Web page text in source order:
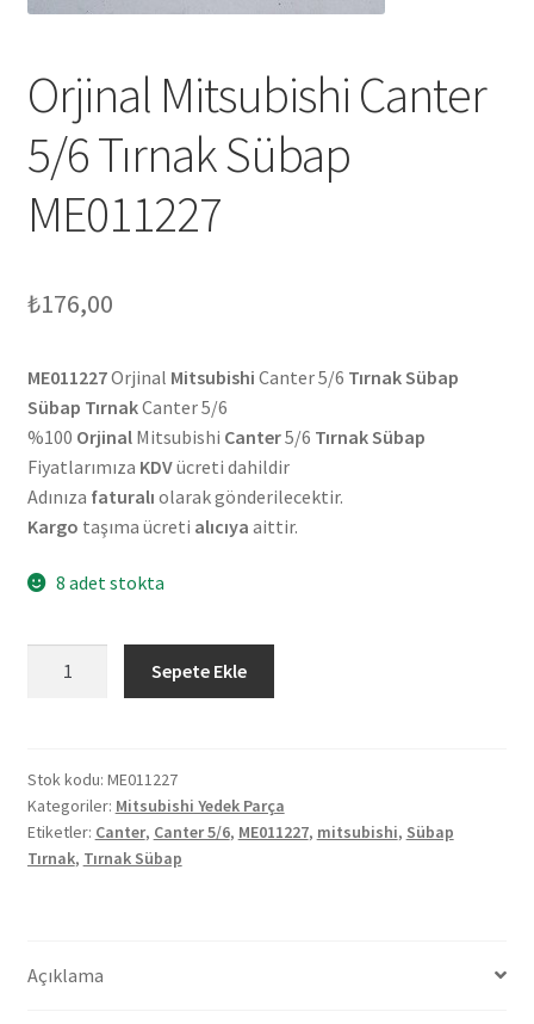
Orjinal Mitsubishi Canter
5/6 Tırnak Sübap
ME011227
₺176,00
ME011227Orjinal Mitsubishi Canter 5/6 Tırnak Sübap
Sübap TırnakCanter 5/6
%100 OrjinalMitsubishi Canter5/6 Tırnak Sübap
Fiyatlarımıza KDVücreti dahildir
Adınıza faturalı olarak gönderilecektir.
Kargo taşıma ücreti alıcıya aittir.
8 adet stokta
Tırnak
Sübap
ME011227
adet
Sepete Ekle
Stok kodu: ME011227
Kategoriler: Mitsubishi Yedek Parça
Etiketler: Canter, Canter 5/6, ME011227, mitsubishi, Sübap
Tırnak, Tırnak Sübap
Açıklama